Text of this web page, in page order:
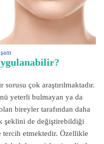
çok araştırılmaktadır.
yeterli bulmayan ya da
bireyler tarafından daha
şeklini de değiştirebildiği
etmektedir. Özellikle